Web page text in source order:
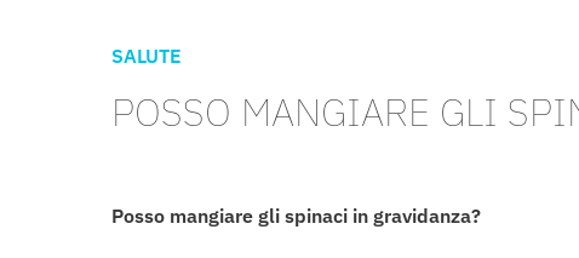
SALUTE
POSSO MANGIARE GLI
Posso mangiare gli spinaci in gravidanza?